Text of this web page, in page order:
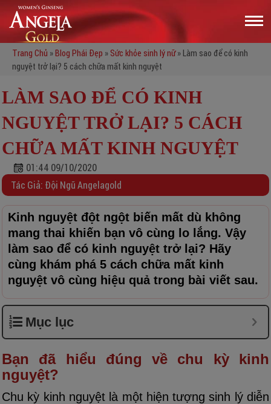
Trang Chủ »Blog Phái Đẹp » Sức khỏe sinh lý nữ» Làm sao để có kinh
nguyệt trở lại? 5 cách chữa mất kinh nguyệt
LÀM SAO ĐỂ CÓ KINH
NGUYỆT TRỞ LẠI? 5 CÁCH
CHỮA MẤT KINH NGUYỆT
01:44 09/10/2020
Tác Giả: Đội Ngũ Angelagold
Kinh nguyệt đột ngột biến mất dù không
mang thai khiến bạn vô cùng lo lắng. Vậy
làm sao để có kinh nguyệt trở lại? Hãy
cùng khám phá 5 cách chữa mất kinh
nguyệt vô cùng hiệu quả trong bài viết sau.
Mục lục
Bạn đã hiểu đúng về chu kỳ kinh
nguyệt?
Chu kỳ kinh nguyệt là một hiện tượng sinh lý diễn